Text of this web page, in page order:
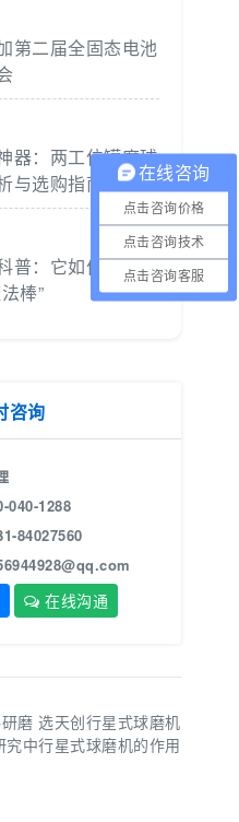
第二届全固态电池
器：两工位罐磨球
与选购指南
普：它如何成为材
棒”
咨询
040-1288
84027560
在线沟通
磨 选天创行星式球磨机
究中行星式球磨机的作用
在线咨询
点击咨询价格
点击咨询技术
点击咨询客服